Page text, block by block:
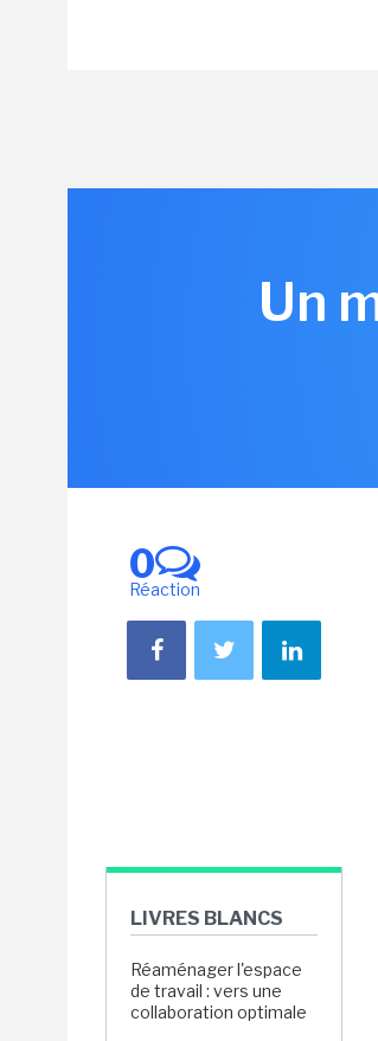
Un
0
Réaction
LIVRES BLANCS
Réaménager l'espace
de travail : vers une
collaboration optimale